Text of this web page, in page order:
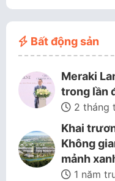
Bất động sản
Meraki
trong lần
2 tháng
Khai
Không
mảnh
1 năm